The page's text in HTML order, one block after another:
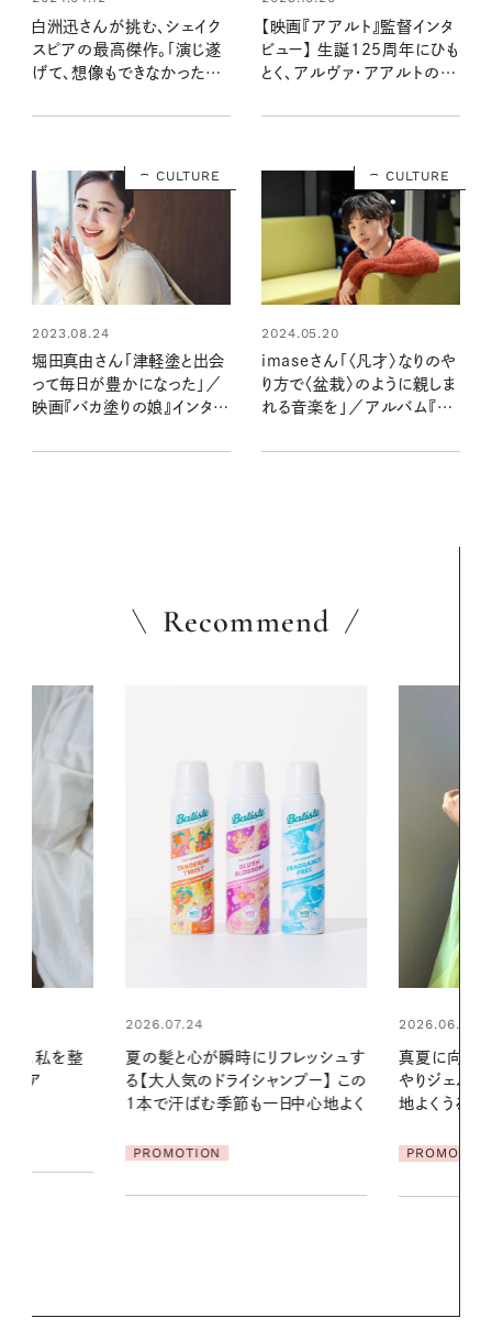
白洲迅さんが挑む、シェイク
スピアの最高傑作。「演じ遂
げて、想像もできなかった世
【映画『アアルト』監督インタ
ビュー】 生誕125周年にひも
とく、アルヴァ・アアルトの人
CULTURE
2023.08.24
堀田真由さん「津軽塗と出会
って毎日が豊かになった」／
映画『バカ塗りの娘』インタビ
CULTURE
2024.05.20
imaseさん「〈凡才〉なりのや
り方で〈盆栽〉のように親しま
れる音楽を」／アルバム『凡
Recommend
レッシュす
プー】 この
2026.06.01
真夏に向けて、ハーブが香るひん
やりジェルと出合う。暑い季節に心
地よくうるおう、軽やかなボディケ
PROMOTION
2026.07.21
リーとの重